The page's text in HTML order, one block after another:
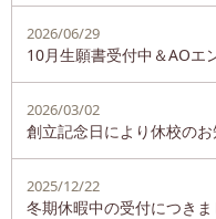
2026/06/29
10月生願書受付中＆AOエ
2026/03/02
創立記念日により休校の
2025/12/22
冬期休暇中の受付につきま